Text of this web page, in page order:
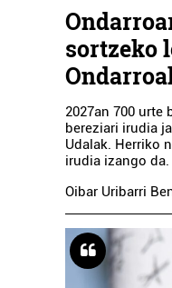
sortzeko
2027an 700 urte
bereziari irudia
Udalak. Herriko
irudia izango da.
Oibar Uribarri